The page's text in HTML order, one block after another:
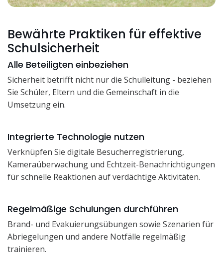
Bewährte Praktiken für effektive
Schulsicherheit
Alle Beteiligten einbeziehen
Sicherheit betrifft nicht nur die Schulleitung - beziehen
Sie Schüler, Eltern und die Gemeinschaft in die
Umsetzung ein.
Integrierte Technologie nutzen
Verknüpfen Sie digitale Besucherregistrierung,
Kameraüberwachung und Echtzeit-Benachrichtigungen
für schnelle Reaktionen auf verdächtige Aktivitäten.
Regelmäßige Schulungen durchführen
Brand- und Evakuierungsübungen sowie Szenarien für
Abriegelungen und andere Notfälle regelmäßig
trainieren.